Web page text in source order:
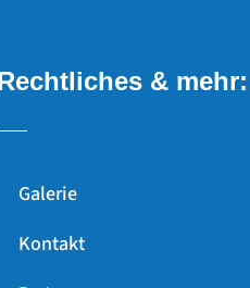
& mehr:
Galerie
Kontakt